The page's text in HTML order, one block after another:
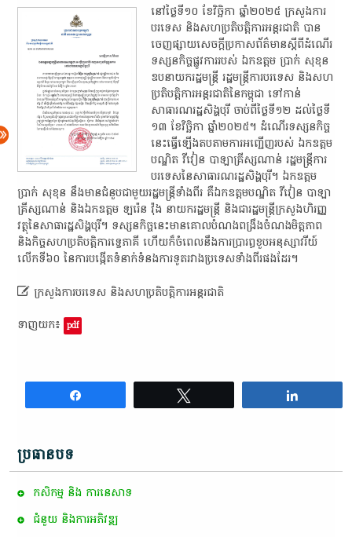
​នៅ​ថ្ងៃ​ទី​១០​ ខែវិច្ឆិកា​ ឆ្នាំ​២០២៥​ ក្រសួងការ
បរទេស​ និង​សហប្រតិបត្តិការ​អន្តរជាតិ​ បាន​
ចេញផ្សាយ​សេចក្តី​ប្រកាស​ព័ត៌មាន​ស្តី​ពី​ដំណើរ​
ទស្សនកិច្ច​ផ្លូវការ​របស់​ ឯកឧត្តម​ ប្រាក់​ សុ​ខុន​
ឧបនាយករដ្ឋមន្ត្រី​ រដ្ឋមន្ត្រី​ការ​បរទេស​ និង​សហ
ប្រតិបត្តិការ​អន្តរជាតិ​នៃ​កម្ពុជា​ ទៅ​កាន់​
សាធារណរដ្ឋ​សិង្ហ​បុរី​ ចាប់ពី​ថ្ងៃ​ទី​១២​ ដល់​ថ្ងៃ​ទី​
១៣​ ខែវិច្ឆិកា​ ឆ្នាំ​២០២៥​។​​ ​ដំណើរ​ទស្សនកិច្ច​
នេះ​ធ្វើ​ឡើង​តប​តាម​ការ​អញ្ជើញ​របស់​ ឯកឧត្តម​
បណ្ឌិត​ វី​វៀន​ បា​ឡា​គ្រី​ស្សណាន់​ រដ្ឋមន្ត្រី​ការ​
បរទេស​នៃ​សាធារណរដ្ឋ​សិង្ហ​បុរី​។​ ឯកឧត្តម​
ប្រាក់​ សុ​ខុន​ នឹង​មាន​ជំនួប​ជាមួយ​រដ្ឋមន្ត្រី​ទាំង​ពីរ​ គឺ​ឯកឧត្តម​បណ្ឌិត​ វី​វៀន​ បា​ឡា​
គ្រី​ស្សណាន់​ និង​ឯកឧត្តម​ ឡ​រ៉េ​ន​ វ៉ុ​ង​ នាយក​រដ្ឋមន្ត្រី​ និង​ជា​រដ្ឋមន្ត្រីក្រសួង​ហិរញ្ញ
វត្ថុ​នៃ​សា​ធារ​ដ្ឋ​សិង្ហ​បុរី​។​​ ​ទស្សនកិច្ច​នេះ​មាន​គោលបំណង​ពង្រឹង​ចំណងមិត្តភាព​
និង​កិច្ច​សហប្រតិបត្តិការ​ទ្វេភាគី​ ហើយ​ក៏​ចំ​ពេល​នឹង​ការ​ប្រារព្ធ​ខួប​អនុស្សាវរីយ៍​
លើក​ទី​៦០​ នៃ​ការ​បង្កើត​ទំនាក់ទំនង​ការទូត​រវាង​ប្រទេស​ទាំង​ពីរ​ផង​ដែរ​។​
 ក្រសួងការបរទេស​ និង​សហប្រតិបត្តិការ​អន្តរជាតិ​
ទាញយក៖ pdf
ប្រធានបទ
កសិកម្ម​ និង​ ការ​នេ​សាទ​
ជំនួយ និងការអភិវឌ្ឍ